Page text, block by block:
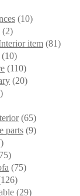
(10)
(2)
item (81)
(10)
(110)
(20)
(65)
parts (9)
(75)
(29)